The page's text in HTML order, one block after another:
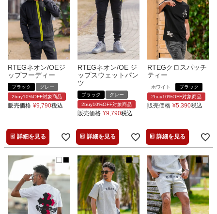
RTEGネオン/OEジ
ップフーディー
ブラック
グレー
2buy10%OFF対象商品
販売価格 ¥9,790税込
詳細を見る
RTEGネオン/OE ジ
ップスウェットパン
ツ
ブラック
グレー
2buy10%OFF対象商品
販売価格 ¥9,790税込
詳細を見る
RTEGクロスパッチ
ティー
ホワイト
ブラック
2buy10%OFF対象商品
販売価格 ¥5,390税込
詳細を見る